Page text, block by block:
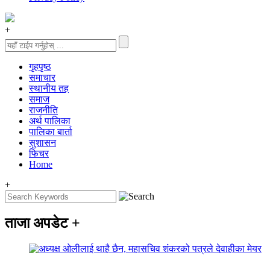
+
गृहपृष्‍ठ
समाचार
स्थानीय तह
समाज
राजनीति
अर्थ पालिका
पालिका बार्ता
सुशासन
फिचर
Home
+
ताजा अपडेट +